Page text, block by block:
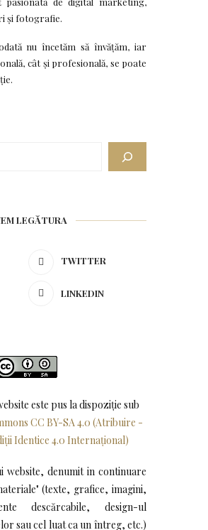
și fotografie.
nu încetăm să învățăm, iar
cât și profesională, se poate
LEGĂTURA
TWITTER
LINKEDIN
este pus la dispoziţie sub
CC BY-SA 4.0 (Atribuire -
Identice 4.0 Internațional)
website, denumit in continuare
(texte, grafice, imagini,
descărcabile, design-ul
sau cel luat ca un întreg, etc.)